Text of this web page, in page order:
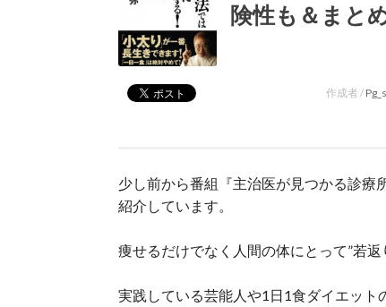
険性も＆まと
作成者 /
少し前から番組『主治医が見つかる診療
紹介しています。
痩せるだけでなく人間の体にとって”若
実践している芸能人や1日1食ダイエット